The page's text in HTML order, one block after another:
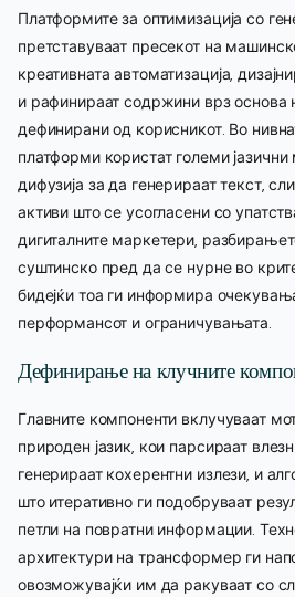
Платформите за оптимизација со
претставуваат пресекот на
креативната автоматизација,
и рафинираат содржини врз основа
дефинирани од корисникот. Во
платформи користат големи
дифузија за да генерираат текст,
активи што се усогласени со
дигиталните маркетери,
суштинско пред да се нурне во
бидејќи тоа ги информира
перформансот и ограничувањата.
Дефинирање на клучните
Главните компоненти вклучуваат
природен јазик, кои парсираат
генерираат кохерентни излези, и
што итеративно ги подобруваат
петли на повратни информации.
архитектури на трансформер ги
овозможувајќи им да ракуваат со